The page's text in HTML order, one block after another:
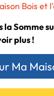
Bois et
Somme
plus !
Ma